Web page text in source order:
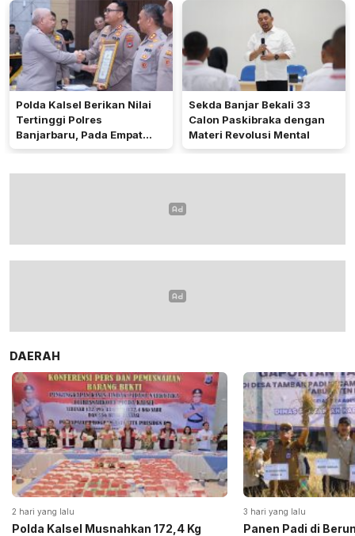
Polda Kalsel Berikan Nilai
Tertinggi Polres
Banjarbaru, Pada Empat
Bidang Utama
Sekda Banjar Bekali 33
Calon Paskibraka dengan
Materi Revolusi Mental
DAERAH
2 hari yang lalu
Polda Kalsel Musnahkan 172,4 Kg
3 hari yang lalu
Panen Padi di